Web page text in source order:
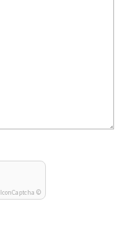
IconCaptcha ©